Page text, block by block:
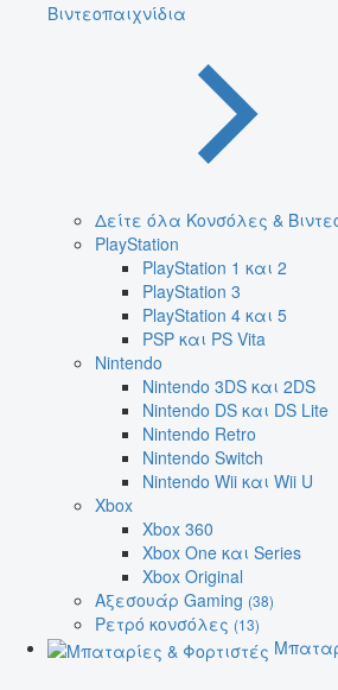
Βιντεοπαιχνίδια
Δείτε όλα Κονσόλες &
PlayStation
PlayStation 1 και 2
PlayStation 3
PlayStation 4 και 5
PSP και PS Vita
Nintendo
Nintendo 3DS και 2DS
Nintendo DS και DS Lite
Nintendo Retro
Nintendo Switch
Nintendo Wii και Wii U
Xbox
Xbox 360
Xbox One και Series
Xbox Original
Αξεσουάρ Gaming (38)
Ρετρό κονσόλες (13)